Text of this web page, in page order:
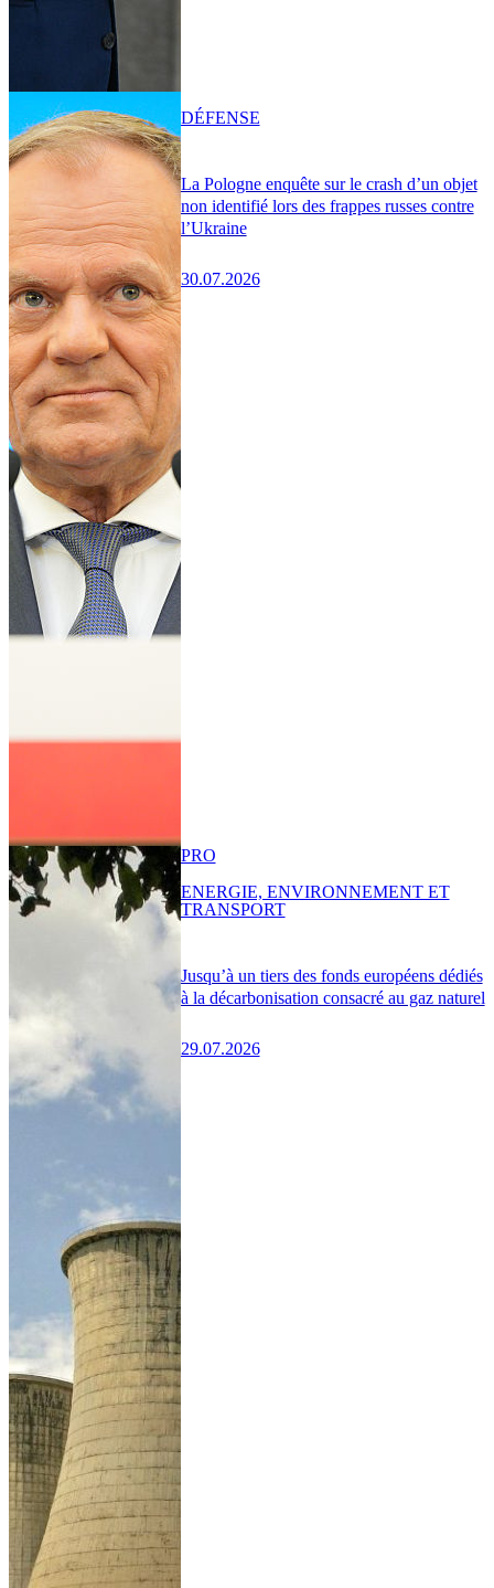
La Pologne enquête sur le crash d’un objet
non identifié lors des frappes russes contre
l’Ukraine
30.07.2026
DÉFENSE
Jusqu’à un tiers des fonds européens dédiés
à la décarbonisation consacré au gaz naturel
29.07.2026
PRO
ENERGIE, ENVIRONNEMENT ET
TRANSPORT